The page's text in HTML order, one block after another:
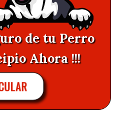
de tu Perro
Ahora !!!